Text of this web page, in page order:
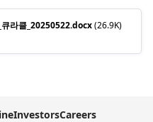
큐라클_20250522.docx(26.9K)
InvestorsCareers